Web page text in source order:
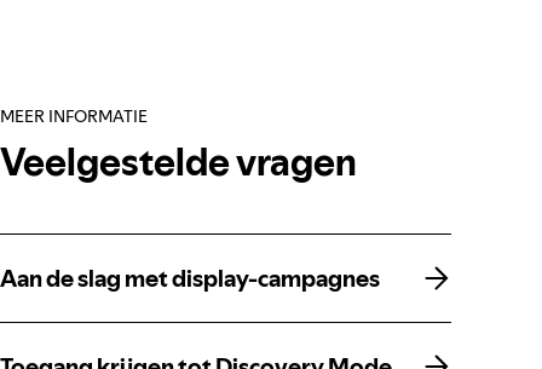
MEER INFORMATIE
Veelgestelde vragen
Aan de slag met display-campagnes
Aan de slag met display-campagnes